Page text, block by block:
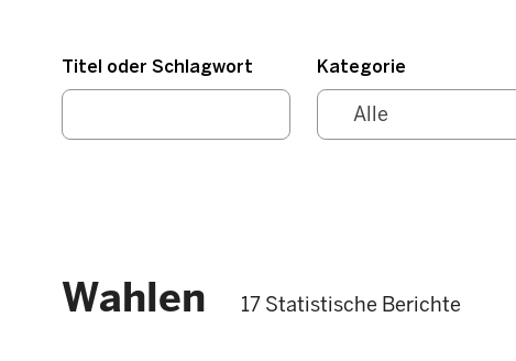
Titel oder Schlagwort Kategorie
Wahlen 17 Statistische Berichte